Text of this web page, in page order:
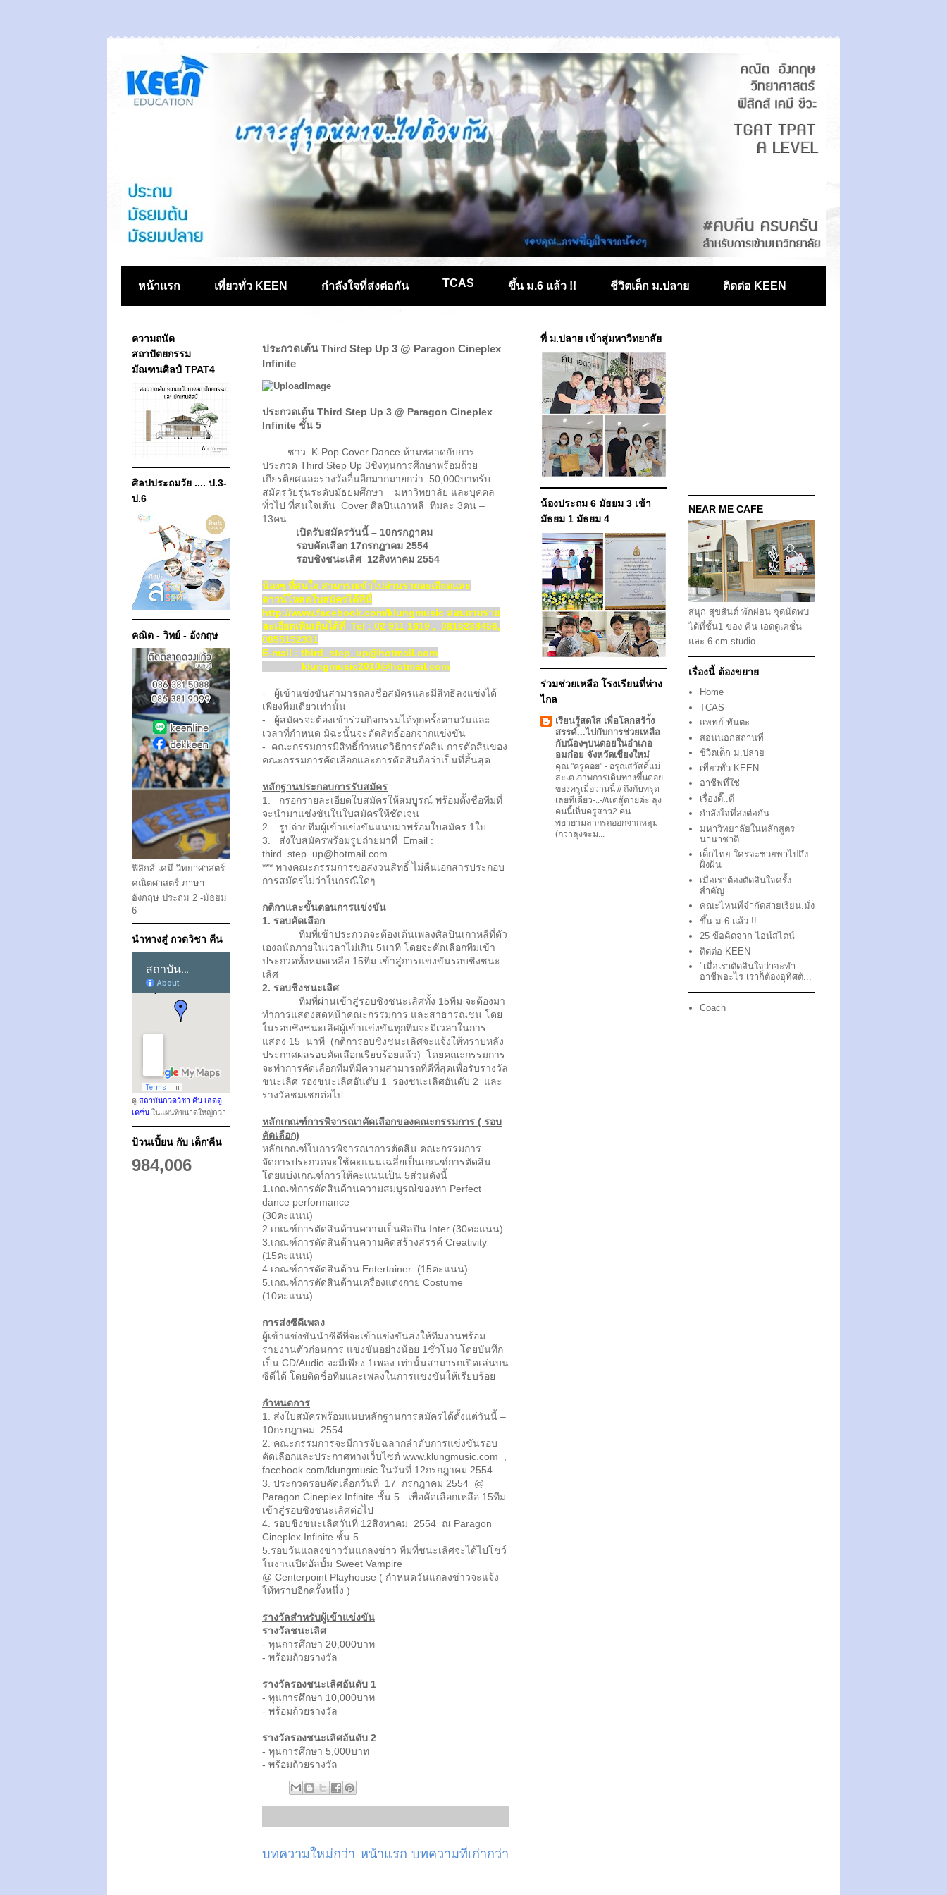
หน้าแรก เที่ยวทั่ว KEEN กำลังใจที่ส่งต่อกัน TCAS ขึ้น ม.6 แล้ว !! ชีวิตเด็ก ม.ปลาย ติดต่อ KEEN
ประกวดเต้น Third Step Up 3 @ Paragon Cineplex
Infinite
ประกวดเต้น Third Step Up 3 @ Paragon Cineplex
Infinite ชั้น 5
ชาว K-Pop Cover Dance ห้ามพลาดกับการ
ประกวด Third Step Up 3ชิงทุนการศึกษาพร้อมถ้วย
เกียรติยศและรางวัลอื่นอีกมากมายกว่า 50,000บาทรับ
สมัครวัยรุ่นระดับมัธยมศึกษา – มหาวิทยาลัย และบุคคล
ทั่วไป ที่สนใจเต้น Cover ศิลปินเกาหลี ทีมละ 3คน –
13คน
เปิดรับสมัครวันนี้ – 10กรกฎาคม
รอบคัดเลือก 17กรกฎาคม 2554
รอบชิงชนะเลิศ 12สิงหาคม 2554
น้องๆ ที่สนใจ สามารถเข้าไปอ่านรายละเอียดและ
ดาวน์โหลดใบสมัครได้ที่นี่
http://www.facebook.com/klungmusic สอบถามราย
ละเอียดเพิ่มเติมได้ที่ Tel : 02 911 1619 , 0816238456,
0855152331
E-mail : third_step_up@hotmail.com
klungmusic2010@hotmail.com
- ผู้เข้าแข่งขันสามารถลงชื่อสมัครและมีสิทธิลงแข่งได้
เพียงทีมเดียวเท่านั้น
- ผู้สมัครจะต้องเข้าร่วมกิจกรรมได้ทุกครั้งตามวันและ
เวลาที่กำหนด มิฉะนั้นจะตัดสิทธิ์ออกจากแข่งขัน
- คณะกรรมการมีสิทธิ์กำหนดวิธีการตัดสิน การตัดสินของ
คณะกรรมการคัดเลือกและการตัดสินถือว่าเป็นที่สิ้นสุด
หลักฐานประกอบการรับสมัคร
1. กรอกรายละเอียดใบสมัครให้สมบูรณ์ พร้อมตั้งชื่อทีมที่
จะนำมาแข่งขันในใบสมัครให้ชัดเจน
2. รูปถ่ายทีมผู้เข้าแข่งขันแนบมาพร้อมใบสมัคร 1ใบ
3. ส่งใบสมัครพร้อมรูปถ่ายมาที่ Email :
third_step_up@hotmail.com
*** ทางคณะกรรมการขอสงวนสิทธิ์ ไม่คืนเอกสารประกอบ
การสมัครไม่ว่าในกรณีใดๆ
กติกาและขั้นตอนการแข่งขัน
1. รอบคัดเลือก
ทีมที่เข้าประกวดจะต้องเต้นเพลงศิลปินเกาหลีที่ตัว
เองถนัดภายในเวลาไม่เกิน 5นาที โดยจะคัดเลือกทีมเข้า
ประกวดทั้งหมดเหลือ 15ทีม เข้าสู่การแข่งขันรอบชิงชนะ
เลิศ
2. รอบชิงชนะเลิศ
ทีมที่ผ่านเข้าสู่รอบชิงชนะเลิศทั้ง 15ทีม จะต้องมา
ทำการแสดงสดหน้าคณะกรรมการ และสาธารณชน โดย
ในรอบชิงชนะเลิศผู้เข้าแข่งขันทุกทีมจะมีเวลาในการ
แสดง 15 นาที (กติการอบชิงชนะเลิศจะแจ้งให้ทราบหลัง
ประกาศผลรอบคัดเลือกเรียบร้อยแล้ว) โดยคณะกรรมการ
จะทำการคัดเลือกทีมที่มีความสามารถที่ดีที่สุดเพื่อรับรางวัล
ชนะเลิศ รองชนะเลิศอันดับ 1 รองชนะเลิศอันดับ 2 และ
รางวัลชมเชยต่อไป
หลักเกณฑ์การพิจารณาคัดเลือกของคณะกรรมการ ( รอบ
คัดเลือก)
หลักเกณฑ์ในการพิจารณาการตัดสิน คณะกรรมการ
จัดการประกวดจะใช้คะแนนเฉลี่ยเป็นเกณฑ์การตัดสิน
โดยแบ่งเกณฑ์การให้คะแนนเป็น 5ส่วนดังนี้
1.เกณฑ์การตัดสินด้านความสมบูรณ์ของท่า Perfect
dance performance
(30คะแนน)
2.เกณฑ์การตัดสินด้านความเป็นศิลปิน Inter (30คะแนน)
3.เกณฑ์การตัดสินด้านความคิดสร้างสรรค์ Creativity
(15คะแนน)
4.เกณฑ์การตัดสินด้าน Entertainer (15คะแนน)
5.เกณฑ์การตัดสินด้านเครื่องแต่งกาย Costume
(10คะแนน)
การส่งซีดีเพลง
ผู้เข้าแข่งขันนำซีดีที่จะเข้าแข่งขันส่งให้ทีมงานพร้อม
รายงานตัวก่อนการ แข่งขันอย่างน้อย 1ชั่วโมง โดยบันทึก
เป็น CD/Audio จะมีเพียง 1เพลง เท่านั้นสามารถเปิดเล่นบน
ซีดีได้ โดยติดชื่อทีมและเพลงในการแข่งขันให้เรียบร้อย
กำหนดการ
1. ส่งใบสมัครพร้อมแนบหลักฐานการสมัครได้ตั้งแต่วันนี้ –
10กรกฎาคม 2554
2. คณะกรรมการจะมีการจับฉลากลำดับการแข่งขันรอบ
คัดเลือกและประกาศทางเว็บไซต์ www.klungmusic.com ,
facebook.com/klungmusic ในวันที่ 12กรกฎาคม 2554
3. ประกวดรอบคัดเลือกวันที่ 17 กรกฎาคม 2554 @
Paragon Cineplex Infinite ชั้น 5 เพื่อคัดเลือกเหลือ 15ทีม
เข้าสู่รอบชิงชนะเลิศต่อไป
4. รอบชิงชนะเลิศวันที่ 12สิงหาคม 2554 ณ Paragon
Cineplex Infinite ชั้น 5
5.รอบวันแถลงข่าววันแถลงข่าว ทีมที่ชนะเลิศจะได้ไปโชว์
ในงานเปิดอัลบั้ม Sweet Vampire
@ Centerpoint Playhouse ( กำหนดวันแถลงข่าวจะแจ้ง
ให้ทราบอีกครั้งหนึ่ง )
รางวัลสำหรับผู้เข้าแข่งขัน
รางวัลชนะเลิศ
- ทุนการศึกษา 20,000บาท
- พร้อมถ้วยรางวัล
รางวัลรองชนะเลิศอันดับ 1
- ทุนการศึกษา 10,000บาท
- พร้อมถ้วยรางวัล
รางวัลรองชนะเลิศอันดับ 2
- ทุนการศึกษา 5,000บาท
- พร้อมถ้วยรางวัล
บทความใหม่กว่า บทความที่เก่ากว่า
หน้าแรก
ความถนัด
สถาปัตยกรรม
มัณฑนศิลป์ TPAT4
ศิลปประถมวัย .... ป.3-
ป.6
คณิต - วิทย์ - อังกฤษ
ฟิสิกส์ เคมี วิทยาศาสตร์
คณิตศาสตร์ ภาษา
อังกฤษ ประถม 2 -มัธยม
6
นำทางสู่ กวดวิชา คีน
ดู สถาบันกวดวิชา คีน เอดดู
เคชั่น ในแผนที่ขนาดใหญ่กว่า
ป้วนเปี้ยน กับ เด็ก'คีน
984,006
พี่ ม.ปลาย เข้าสู่มหาวิทยาลัย
น้องประถม 6 มัธยม 3 เข้า
มัธยม 1 มัธยม 4
ร่วมช่วยเหลือ โรงเรียนที่ห่าง
ไกล
เรียนรู้สดใส เพื่อโลกสร้า้ง
สรรค์...ไปกับการช่วยเหลือ
กับน้องๆบนดอยในอำเภอ
อมก๋อย จังหวัดเชียงใหม่
คุณ "ครูดอย" - อรุณสวัสดิ์แม่
สะเต ภาพการเดินทางขึ้นดอย
ของครูเมื่อวานนี้ // ถึงกับทรุด
เลยทีเดียว-..-//แต่สู้ตายค่ะ ลุง
คนนี้เห็นครูสาว2 คน
พยายามลากรถออกจากหลุม
(กว่าลุงจะม...
NEAR ME CAFE
สนุก สุขสันต์ พักผ่อน จุดนัดพบ
ได้ที่ชั้น1 ของ คีน เอดดูเคชั่น
และ 6 cm.studio
เรื่องนี้ ต้องขยาย
Home
TCAS
แพทย์-ทันตะ
สอนนอกสถานที่
ชีวิตเด็ก ม.ปลาย
เที่ยวทั่ว KEEN
อาชีพที่ใช่
เรื่องดี๊..ดี
กำลังใจที่ส่งต่อกัน
มหาวิทยาลัยในหลักสูตร
นานาชาติ
เด็กไทย ใครจะช่วยพาไปถึง
ฝั่งฝัน
เมื่อเราต้องตัดสินใจครั้ง
สำคัญ
คณะไหนที่จำกัดสายเรียน.มั่ง
ขึ้น ม.6 แล้ว !!
25 ข้อคิดจาก ไอน์สไตน์
ติดต่อ KEEN
"เมื่อเราตัดสินใจว่าจะทำ
อาชีพอะไร เราก็ต้องอุทิศตั...
Coach